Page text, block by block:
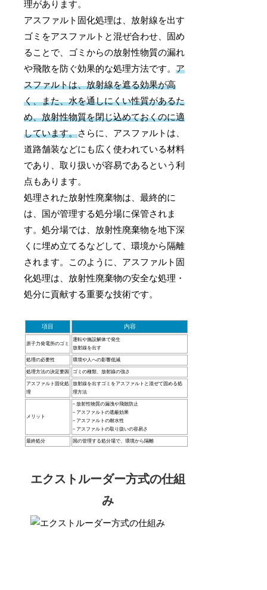
理があります。
アスファルト固化処理は、放射線を出す
ゴミをアスファルトと混ぜ合わせ、固め
ることで、ゴミからの放射性物質の漏れ
や飛散を防ぐ効果的な処理方法です。ア
スファルトは、放射線を遮る効果が高
く、また、水を通しにくい性質があるた
め、放射性物質を閉じ込めておくのに適
しています。さらに、アスファルトは、
道路舗装などにも広く使われている材料
であり、取り扱いが容易であるという利
点もあります。
処理された放射性廃棄物は、最終的に
は、国が管理する処分場に保管されま
す。処分場では、放射性廃棄物を地下深
くに埋め立てるなどして、環境から隔離
されます。このように、アスファルト固
化処理は、放射性廃棄物の安全な処理・
処分に貢献する重要な技術です。
項目 内容
原子力発電所のゴミ
運転や施設解体で発生
放射線を出す
処理の必要性 環境や人への影響低減
処理方法の決定要因 ゴミの種類、放射線の強さ
アスファルト固化処
理
放射線を出すゴミをアスファルトと混ぜて固める処
理方法
メリット
– 放射性物質の漏洩や飛散防止
– アスファルトの遮蔽効果
– アスファルトの耐水性
– アスファルトの取り扱いの容易さ
最終処分 国の管理する処分場で、環境から隔離
エクストルーダー方式の仕組
み